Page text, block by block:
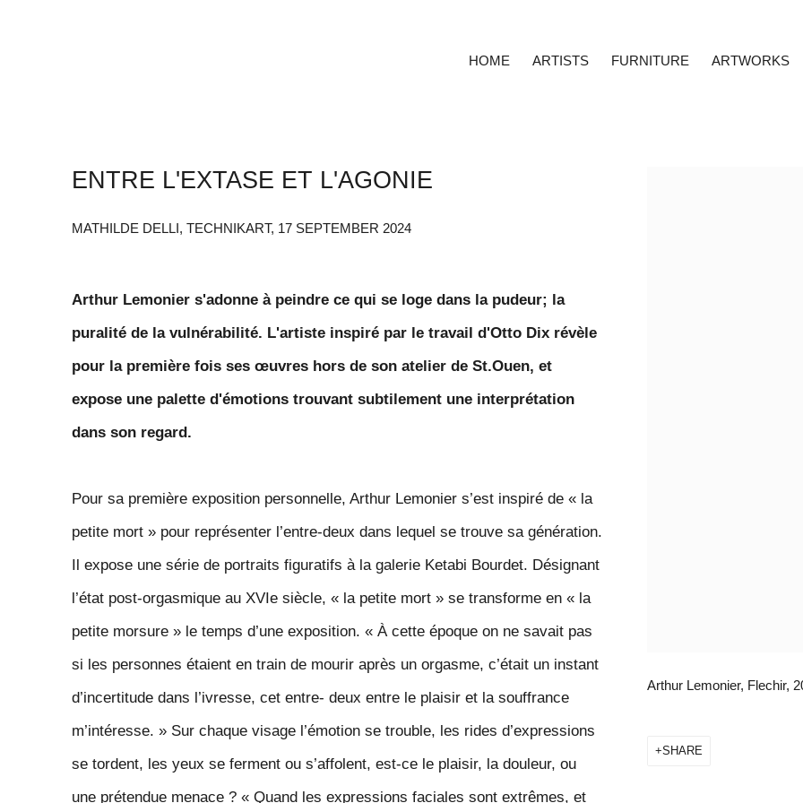
HOME ARTISTS FURNITURE ARTWORKS
ENTRE L'EXTASE ET L'AGONIE
MATHILDE DELLI, TECHNIKART, 17 SEPTEMBER 2024
Arthur Lemonier, Flechir,
SHARE
Arthur Lemonier s'adonne à peindre ce qui se loge dans la pudeur; la
puralité de la vulnérabilité. L'artiste inspiré par le travail d'Otto Dix révèle
pour la première fois ses œuvres hors de son atelier de St.Ouen, et
expose une palette d'émotions trouvant subtilement une interprétation
dans son regard.
Pour sa première exposition personnelle, Arthur Lemonier s’est inspiré de « la
petite mort » pour représenter l’entre-deux dans lequel se trouve sa génération.
Il expose une série de portraits figuratifs à la galerie Ketabi Bourdet. Désignant
l’état post-orgasmique au XVIe siècle, « la petite mort » se transforme en « la
petite morsure » le temps d’une exposition. « À cette époque on ne savait pas
si les personnes étaient en train de mourir après un orgasme, c’était un instant
d’incertitude dans l’ivresse, cet entre- deux entre le plaisir et la souffrance
m’intéresse. » Sur chaque visage l’émotion se trouble, les rides d’expressions
se tordent, les yeux se ferment ou s’affolent, est-ce le plaisir, la douleur, ou
une prétendue menace ? « Quand les expressions faciales sont extrêmes, et